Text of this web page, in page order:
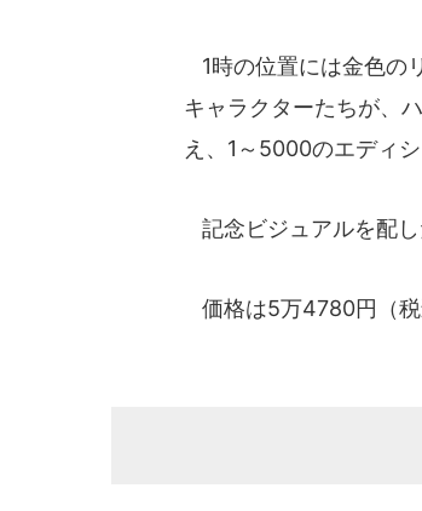
1時の位置には金色の
キャラクターたちが、
え、1～5000のエディ
記念ビジュアルを配し
価格は5万4780円（税